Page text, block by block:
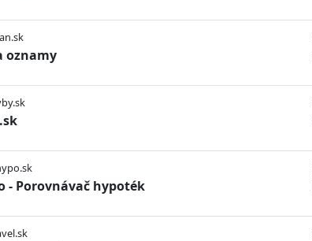
oznamy
- Porovnávač hypoték